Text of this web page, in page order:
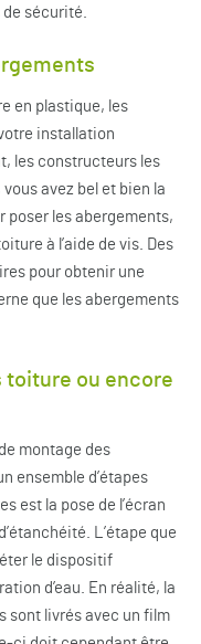
de sécurité.
en plastique, les
installation
les constructeurs les
avez bel et bien la
poser les abergements,
à l’aide de vis. Des
pour obtenir une
que les abergements
toiture ou encore
montage des
ensemble d’étapes
est la pose de l’écran
L’étape que
le dispositif
d’eau. En réalité, la
sont livrés avec un film